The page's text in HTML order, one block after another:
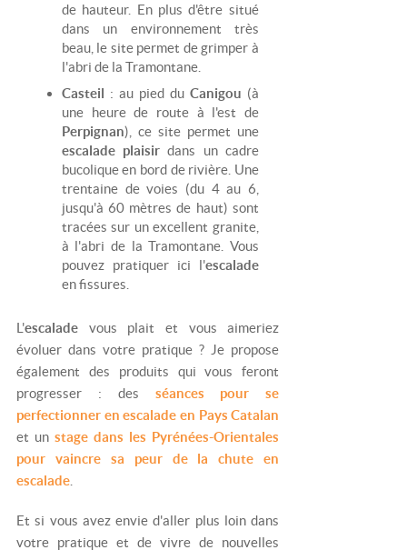
de hauteur. En plus d'être situé
dans un environnement très
beau, le site permet de grimper à
l'abri de la Tramontane.
Casteil : au pied du Canigou (à
une heure de route à l'est de
Perpignan), ce site permet une
escalade plaisirdans un cadre
bucolique en bord de rivière. Une
trentaine de voies (du 4 au 6,
jusqu'à 60 mètres de haut) sont
tracées sur un excellent granite,
à l'abri de la Tramontane. Vous
pouvez pratiquer ici l'escalade
en fissures.
L'escalade vous plait et vous aimeriez
évoluer dans votre pratique ? Je propose
également des produits qui vous feront
progresser : des séances pour se
perfectionner en escalade en Pays Catalan
et un stage dans les Pyrénées-Orientales
pour vaincre sa peur de la chute en
escalade.
Et si vous avez envie d'aller plus loin dans
votre pratique et de vivre de nouvelles